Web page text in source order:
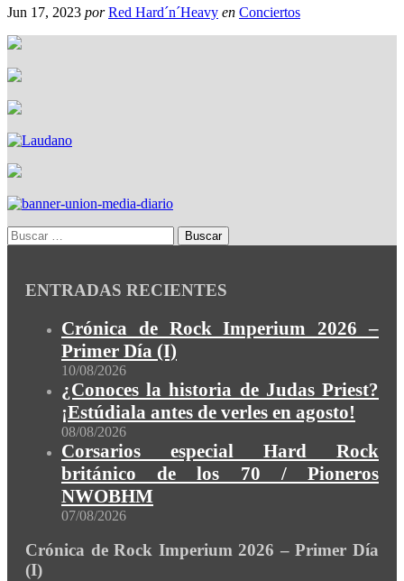
Jun 17, 2023 por Red Hard´n´Heavy en Conciertos
ENTRADAS RECIENTES
Crónica de Rock Imperium 2026 –
Primer Día (I)
10/08/2026
¿Conoces la historia de Judas Priest?
¡Estúdiala antes de verles en agosto!
08/08/2026
Corsarios especial Hard Rock
británico de los 70 / Pioneros
NWOBHM
07/08/2026
Crónica de Rock Imperium 2026 – Primer Día
(I)